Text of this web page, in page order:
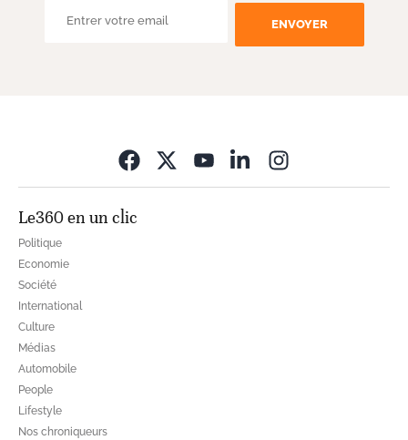
ENVOYER
Le360 en un clic
Politique
Economie
Société
International
Culture
Médias
Automobile
People
Lifestyle
Nos chroniqueurs